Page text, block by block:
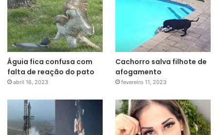
Águia fica confusa com
falta de reação do pato
abril 16, 2023
Cachorro salva filhote de
afogamento
fevereiro 11, 2023